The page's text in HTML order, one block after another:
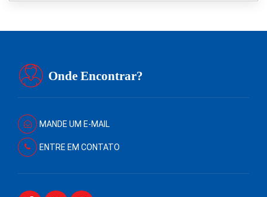
Onde Encontrar?
MANDE UM E-MAIL
ENTRE EM CONTATO